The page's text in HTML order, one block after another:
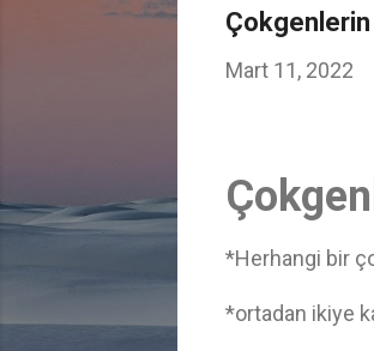
Mart 11, 2022
*Herhangi bir
*ortadan ikiye